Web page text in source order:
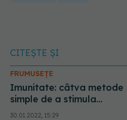
CITEȘTE ȘI
FRUMUSEȚE
Imunitate: câtva metode
simple de a stimula
sistemul imunitar
30.01.2022, 15:29